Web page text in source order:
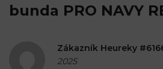
bunda PRO NAVY
Zákazník Heureky
2025